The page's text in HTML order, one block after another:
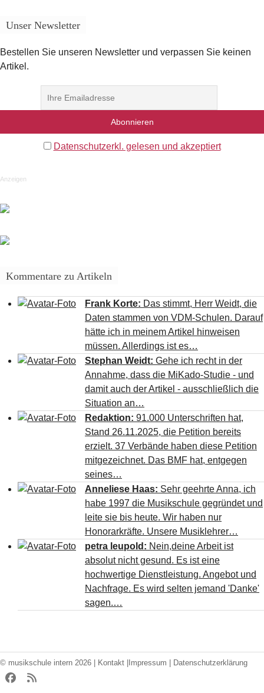
Unser Newsletter
Bestellen Sie unseren Newsletter und verpassen Sie keinen
Artikel.
Datenschutzerkl. gelesen und akzeptiert
Anzeigen
Kommentare zu Artikeln
Frank Korte: Das stimmt, Herr Weidt, die
Daten stammen von VDM-Schulen. Darauf
hätte ich in meinem Artikel hinweisen
müssen. Allerdings ist es…
Stephan Weidt: Gehe ich recht in der
Annahme, dass die MiKado-Studie - und
damit auch der Artikel - ausschließlich die
Situation an…
Redaktion: 91.000 Unterschriften hat,
Stand 26.11.2025, die Petition bereits
erzielt. 37 Verbände haben diese Petition
mitgezeichnet. Das BMF hat, entgegen
seines…
Anneliese Haas: Sehr geehrte Anna, ich
habe 1997 die Musikschule gegründet und
leite sie bis heute. Wir haben nur
Honorarkräfte. Unsere Musiklehrer…
petra leupold: Nein,deine Arbeit ist
absolut nicht gesund. Es ist eine
hochwertige Dienstleistung. Angebot und
Nachfrage. Es wird selten jemand 'Danke'
sagen.…
© musikschule intern 2026 | Kontakt Impressum Datenschutzerklärung
Facebook
RSS